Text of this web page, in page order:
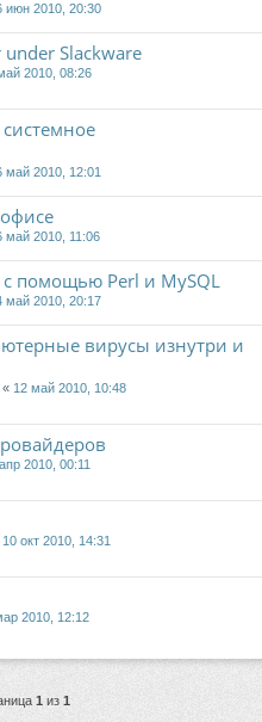
июн 2010, 20:30
Slackware
2010, 08:26
май 2010, 12:01
май 2010, 11:06
с помощью Perl и MySQL
май 2010, 20:17
вирусы изнутри и
« 12 май 2010, 10:48
2010, 00:11
10 окт 2010, 14:31
2010, 12:12
1из 1